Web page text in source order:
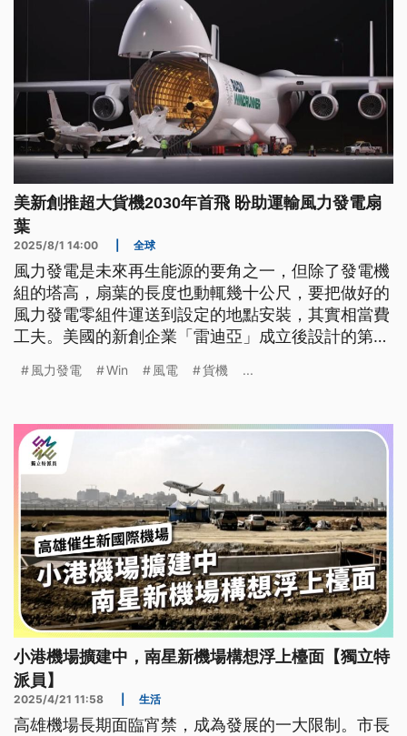
美新創推超大貨機2030年首飛 盼助運輸風力發電扇
葉
2025/8/1 14:00 全球
風力發電是未來再生能源的要角之一，但除了發電機
組的塔高，扇葉的長度也動輒幾十公尺，要把做好的
風力發電零組件運送到設定的地點安裝，其實相當費
工夫。美國的新創企業「雷迪亞」成立後設計的第一
就命名為WindRunner。預計2030年首度升空試飛。
風力發電 Win 風電 貨機 ...
小港機場擴建中，南星新機場構想浮上檯面【獨立特
派員】
2025/4/21 11:58 生活
高雄機場長期面臨宵禁，成為發展的一大限制。市長